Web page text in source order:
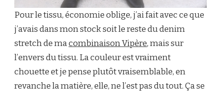
Pour le tissu, économie oblige, j’ai fait avec ce que
j’avais dans mon stock soit le reste du denim
stretch de macombinaison Vipère, mais sur
l’envers du tissu. La couleur est vraiment
chouette et je pense plutôt vraisemblable, en
revanche la matière, elle, ne l’est pas du tout. Ça se